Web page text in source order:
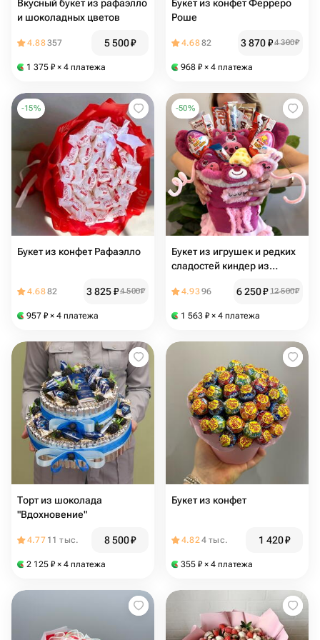
Вкусный букет из рафаэлло
и шоколадных цветов
4.88357 5 500₽
1 375 ₽ × 4 платежа
Букет из конфет Ферреро
Роше
4.6882 3 870₽4 300₽
968 ₽ × 4 платежа
-15%
Букет из конфет Рафаэлло
4.6882 3 825₽4 500₽
957 ₽ × 4 платежа
-50%
Букет из игрушек и редких
сладостей киндер из
девушки, парню, маме,
4.9396 6 250₽ 12 500₽
1 563 ₽ × 4 платежа
Торт из шоколада
"Вдохновение"
4.77 11 тыс. 8 500₽
2 125 ₽ × 4 платежа
Букет из конфет
4.824 тыс. 1 420₽
355 ₽ × 4 платежа